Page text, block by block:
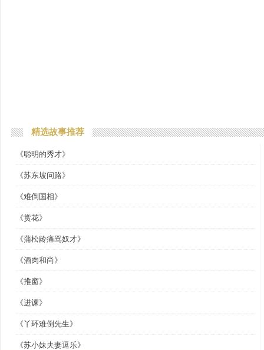
精选故事推荐
《聪明的秀才》
《苏东坡问路》
《难倒国相》
《赏花》
《蒲松龄痛骂奴才》
《酒肉和尚》
《推窗》
《进谏》
《丫环难倒先生》
《苏小妹夫妻逗乐》